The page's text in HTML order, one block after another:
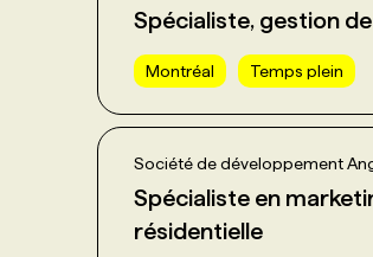
Spécialiste, gestion
Montréal Temps plein
Société de développement
Spécialiste en
résidentielle